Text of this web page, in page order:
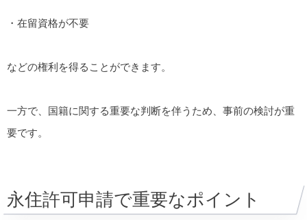
・在留資格が不要
などの権利を得ることができます。
一方で、国籍に関する重要な判断を伴うため、事前の検討が重
要です。
永住許可申請で重要なポイント